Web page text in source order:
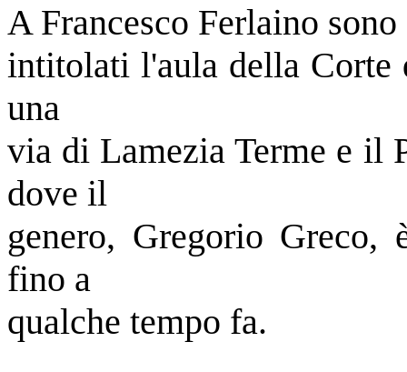
A Francesco Ferlaino
intitolati l'aula della Corte
una
via di Lamezia Terme e il
dove il
genero, Gregorio Greco,
fino a
qualche tempo fa.